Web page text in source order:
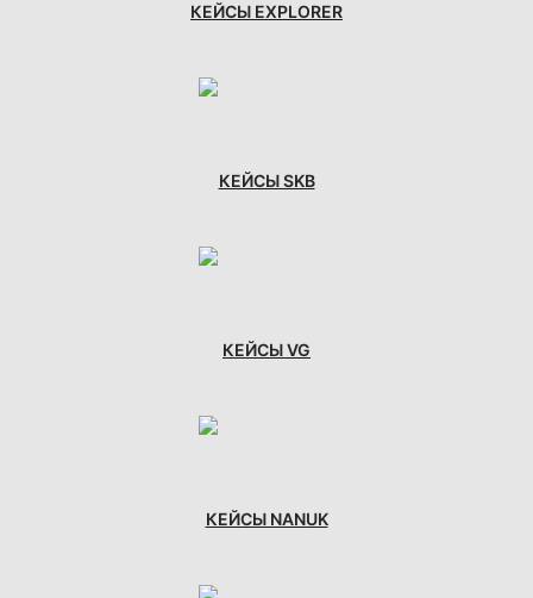
КЕЙСЫ EXPLORER
КЕЙСЫ SKB
КЕЙСЫ VG
КЕЙСЫ NANUK